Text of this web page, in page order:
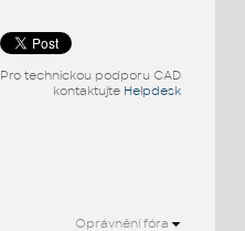
Pro technickou podporu CAD
kontaktujte Helpdesk
Oprávnění fóra